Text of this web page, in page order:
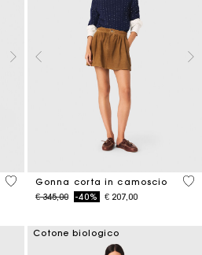
4,6 out of 5 Customer Rating
Gonna corta in camoscio
Price reduced from
€ 345,00to-40% € 207,00
3,7
Cotone biologico